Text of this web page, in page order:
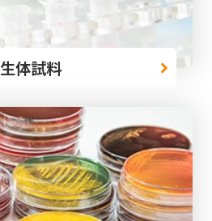
生体試料